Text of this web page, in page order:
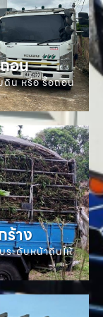
อน
ดิน หรือ รื้อถอน
ร้าง
ะดับหน้าดินให้